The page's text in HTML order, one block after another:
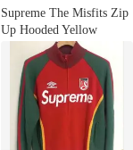
Supreme The Misfits Zip
Up Hooded Yellow